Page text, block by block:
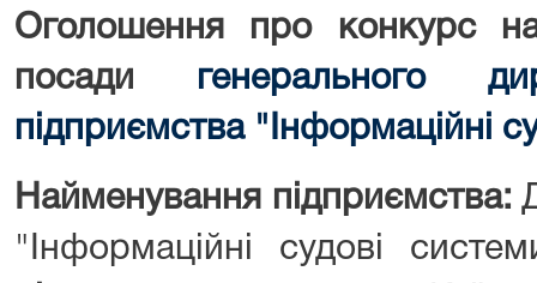
Оголошення про конкурс
посади
генерального
підприємства "Інформаційні
Найменування підприємства:
"Інформаційні судові